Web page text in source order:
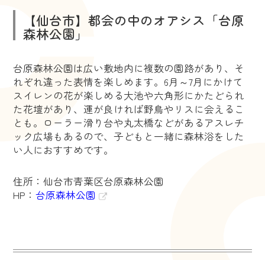
【仙台市】都会の中のオアシス「台原
森林公園」
台原森林公園は広い敷地内に複数の園路があり、そ
れぞれ違った表情を楽しめます。6月～7月にかけて
スイレンの花が楽しめる大池や六角形にかたどられ
た花壇があり、運が良ければ野鳥やリスに会えるこ
とも。ローラー滑り台や丸太橋などがあるアスレチ
ック広場もあるので、子どもと一緒に森林浴をした
い人におすすめです。
住所：仙台市青葉区台原森林公園
HP：台原森林公園